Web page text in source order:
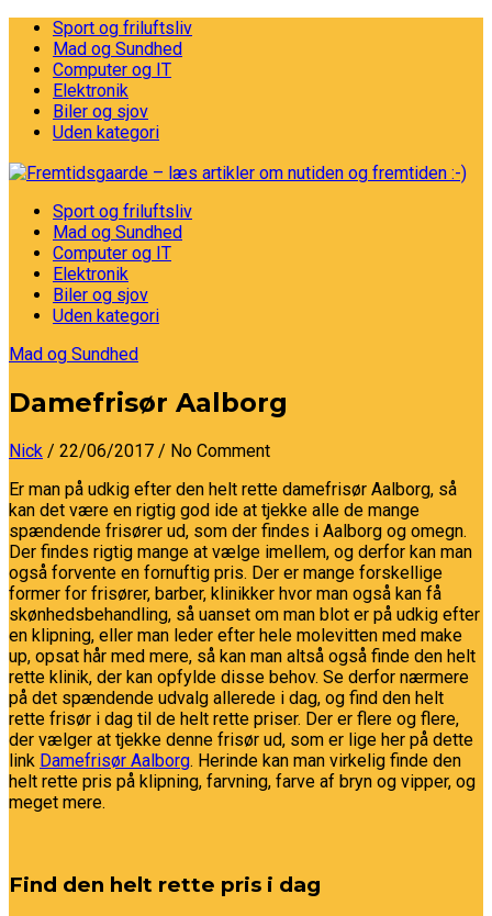
Sport og friluftsliv
Mad og Sundhed
Computer og IT
Elektronik
Biler og sjov
Uden kategori
Sport og friluftsliv
Mad og Sundhed
Computer og IT
Elektronik
Biler og sjov
Uden kategori
Mad og Sundhed
Damefrisør Aalborg
Nick / 22/06/2017 / No Comment
Er man på udkig efter den helt rette damefrisør Aalborg, så
kan det være en rigtig god ide at tjekke alle de mange
spændende frisører ud, som der findes i Aalborg og omegn.
Der findes rigtig mange at vælge imellem, og derfor kan man
også forvente en fornuftig pris. Der er mange forskellige
former for frisører, barber, klinikker hvor man også kan få
skønhedsbehandling, så uanset om man blot er på udkig efter
en klipning, eller man leder efter hele molevitten med make
up, opsat hår med mere, så kan man altså også finde den helt
rette klinik, der kan opfylde disse behov. Se derfor nærmere
på det spændende udvalg allerede i dag, og find den helt
rette frisør i dag til de helt rette priser. Der er flere og flere,
der vælger at tjekke denne frisør ud, som er lige her på dette
link Damefrisør Aalborg. Herinde kan man virkelig finde den
helt rette pris på klipning, farvning, farve af bryn og vipper, og
meget mere.
Find den helt rette pris i dag